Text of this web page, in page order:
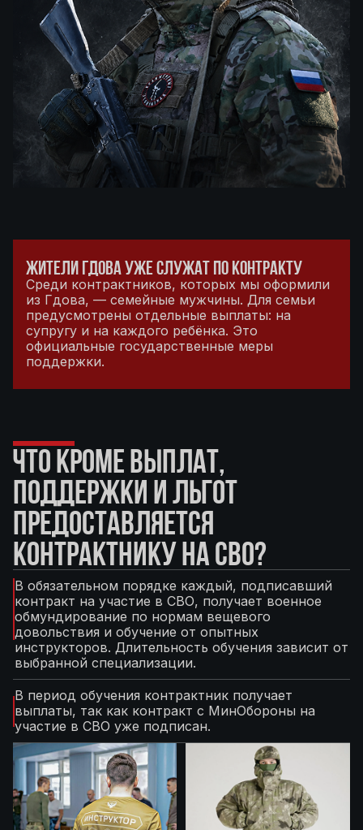
ЖИТЕЛИ ГДОВА УЖЕ СЛУЖАТ ПО КОНТРАКТУ
Среди контрактников, которых мы оформили
из Гдова, — семейные мужчины. Для семьи
предусмотрены отдельные выплаты: на
супругу и на каждого ребёнка. Это
официальные государственные меры
поддержки.
ЧТО КРОМЕ ВЫПЛАТ,
ПОДДЕРЖКИ И ЛЬГОТ
ПРЕДОСТАВЛЯЕТСЯ
КОНТРАКТНИКУ НА СВО?
В обязательном порядке каждый, подписавший
контракт на участие в СВО, получает военное
обмундирование по нормам вещевого
довольствия и обучение от опытных
инструкторов. Длительность обучения зависит от
выбранной специализации.
В период обучения контрактник получает
выплаты, так как контракт с МинОбороны на
участие в СВО уже подписан.